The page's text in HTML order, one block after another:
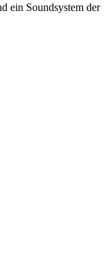
ein Soundsystem der